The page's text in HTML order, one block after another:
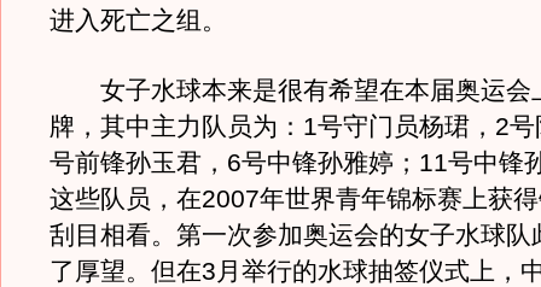
进入死亡之组。
女子水球本来是很有希望在本届奥运会
牌，其中主力队员为：1号守门员杨珺，2
号前锋孙玉君，6号中锋孙雅婷；11号中锋
这些队员，在2007年世界青年锦标赛上获
刮目相看。第一次参加奥运会的女子水球队
了厚望。但在3月举行的水球抽签仪式上，